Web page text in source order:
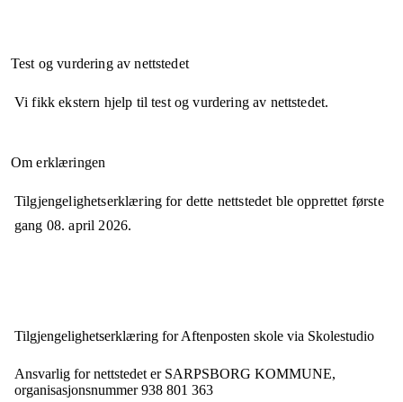
Test og vurdering av nettstedet
Vi fikk ekstern hjelp til test og vurdering av nettstedet.
Om erklæringen
Tilgjengelighetserklæring for dette nettstedet ble opprettet første
gang 08. april 2026.
Tilgjengelighets­erklæring forAftenposten skole via Skolestudio
Ansvarlig for nettstedet er SARPSBORG KOMMUNE,
organisasjonsnummer 938 801 363